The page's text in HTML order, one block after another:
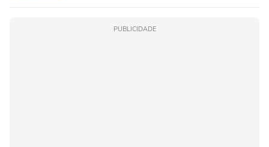
PUBLICIDADE